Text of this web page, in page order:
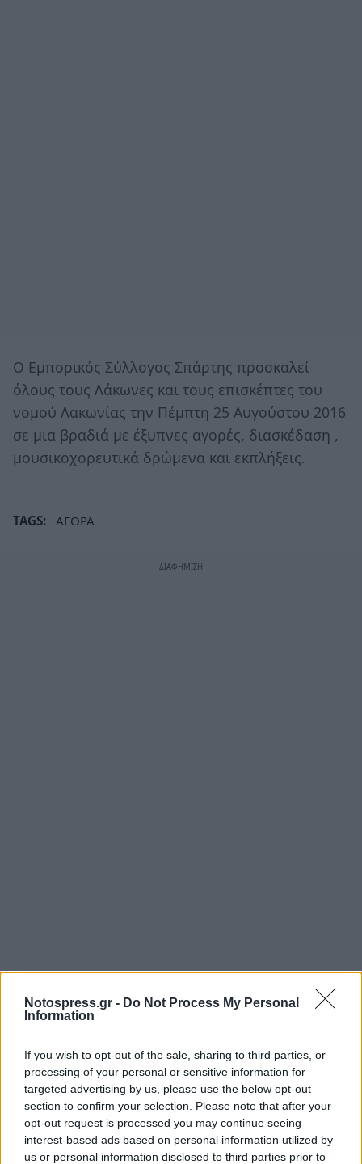
Notospress.gr - Do Not Process My Personal
Information
If you wish to opt-out of the sale, sharing to third parties, or
processing of your personal or sensitive information for
targeted advertising by us, please use the below opt-out
section to confirm your selection. Please note that after your
opt-out request is processed you may continue seeing
interest-based ads based on personal information utilized by
us or personal information disclosed to third parties prior to
Ο Εμπορικός Σύλλογος Σπάρτης προσκαλεί
όλους τους Λάκωνες και τους επισκέπτες του
νομού Λακωνίας την Πέμπτη 25 Αυγούστου 2016
σε μια βραδιά με έξυπνες αγορές, διασκέδαση ,
μουσικοχορευτικά δρώμενα και εκπλήξεις.
TAGS: ΑΓΟΡΑ
Σχετικά Άρθρα